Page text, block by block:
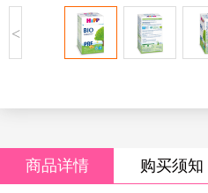
<
商品详情 购买须知